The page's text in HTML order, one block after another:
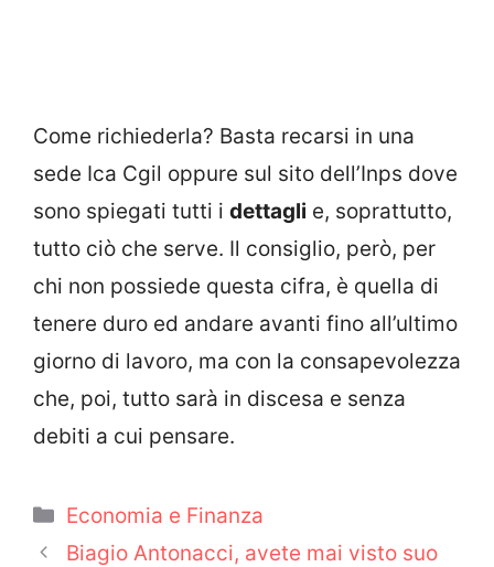
Come richiederla? Basta recarsi in una
sede Ica Cgil oppure sul sito dell’Inps dove
sono spiegati tutti i dettagli e, soprattutto,
tutto ciò che serve. Il consiglio, però, per
chi non possiede questa cifra, è quella di
tenere duro ed andare avanti fino all’ultimo
giorno di lavoro, ma con la consapevolezza
che, poi, tutto sarà in discesa e senza
debiti a cui pensare.
Categorie
Economia e Finanza
Biagio Antonacci, avete mai visto suo